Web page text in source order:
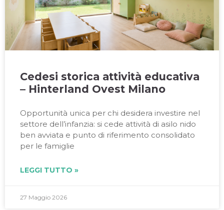
Cedesi storica attività educativa
– Hinterland Ovest Milano
Opportunità unica per chi desidera investire nel
settore dell’infanzia: si cede attività di asilo nido
ben avviata e punto di riferimento consolidato
per le famiglie
LEGGI TUTTO »
27 Maggio 2026